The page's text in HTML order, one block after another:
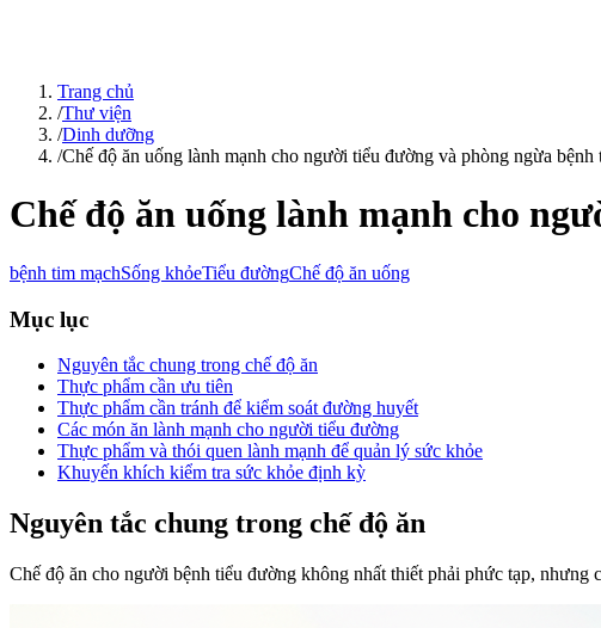
Trang chủ
/Thư viện
/Dinh dưỡng
/Chế độ ăn uống lành mạnh cho người tiểu đường và phòng ngừa bệnh
Chế độ ăn uống lành mạnh cho
bệnh tim mạchSống khỏeTiểu đườngChế độ ăn uống
Mục lục
Nguyên tắc chung trong chế độ ăn
Thực phẩm cần ưu tiên
Thực phẩm cần tránh để kiểm soát đường huyết
Các món ăn lành mạnh cho người tiểu đường
Thực phẩm và thói quen lành mạnh để quản lý sức khỏe
Khuyến khích kiểm tra sức khỏe định kỳ
Nguyên tắc chung trong chế độ ăn
Chế độ ăn cho người bệnh tiểu đường không nhất thiết phải phức tạp,